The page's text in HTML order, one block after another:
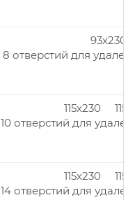
93x230
8 отверстий для
115x230
10 отверстий для
115x230
14 отверстий для